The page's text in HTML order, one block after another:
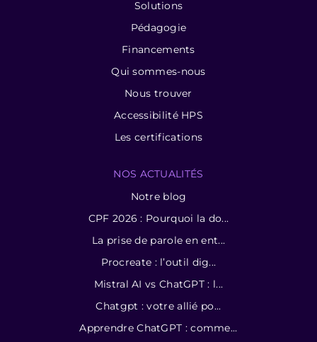
Solutions
Pédagogie
Financements
Qui sommes-nous
Nous trouver
Accessibilité HPS
Les certifications
NOS ACTUALITÉS
Notre blog
CPF 2026 : Pourquoi la do...
La prise de parole en ent...
Procreate : l’outil dig...
Mistral AI vs ChatGPT : l...
Chatgpt : votre allié po...
Apprendre ChatGPT : comme...